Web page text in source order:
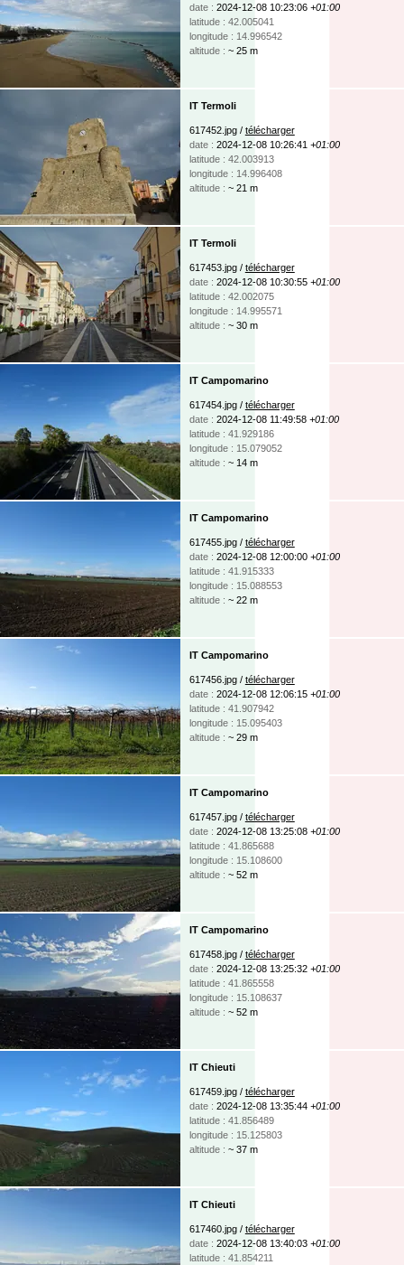
date : 2024-12-08 10:23:06 +01:00
latitude : 42.005041
longitude : 14.996542
altitude : ~ 25 m
IT Termoli
617452.jpg / télécharger
date : 2024-12-08 10:26:41 +01:00
latitude : 42.003913
longitude : 14.996408
altitude : ~ 21 m
IT Termoli
617453.jpg / télécharger
date : 2024-12-08 10:30:55 +01:00
latitude : 42.002075
longitude : 14.995571
altitude : ~ 30 m
IT Campomarino
617454.jpg / télécharger
date : 2024-12-08 11:49:58 +01:00
latitude : 41.929186
longitude : 15.079052
altitude : ~ 14 m
IT Campomarino
617455.jpg / télécharger
date : 2024-12-08 12:00:00 +01:00
latitude : 41.915333
longitude : 15.088553
altitude : ~ 22 m
IT Campomarino
617456.jpg / télécharger
date : 2024-12-08 12:06:15 +01:00
latitude : 41.907942
longitude : 15.095403
altitude : ~ 29 m
IT Campomarino
617457.jpg / télécharger
date : 2024-12-08 13:25:08 +01:00
latitude : 41.865688
longitude : 15.108600
altitude : ~ 52 m
IT Campomarino
617458.jpg / télécharger
date : 2024-12-08 13:25:32 +01:00
latitude : 41.865558
longitude : 15.108637
altitude : ~ 52 m
IT Chieuti
617459.jpg / télécharger
date : 2024-12-08 13:35:44 +01:00
latitude : 41.856489
longitude : 15.125803
altitude : ~ 37 m
IT Chieuti
617460.jpg / télécharger
date : 2024-12-08 13:40:03 +01:00
latitude : 41.854211